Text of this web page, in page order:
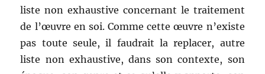
liste non exhaustive concernant le traitement
de l’œuvre en soi. Comme cette œuvre n’existe
pas toute seule, il faudrait la replacer, autre
liste non exhaustive, dans son contexte, son